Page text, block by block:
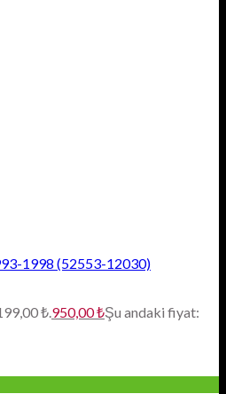
1998 (52553-12030)
₺. 950,00₺Şu andaki fiyat: